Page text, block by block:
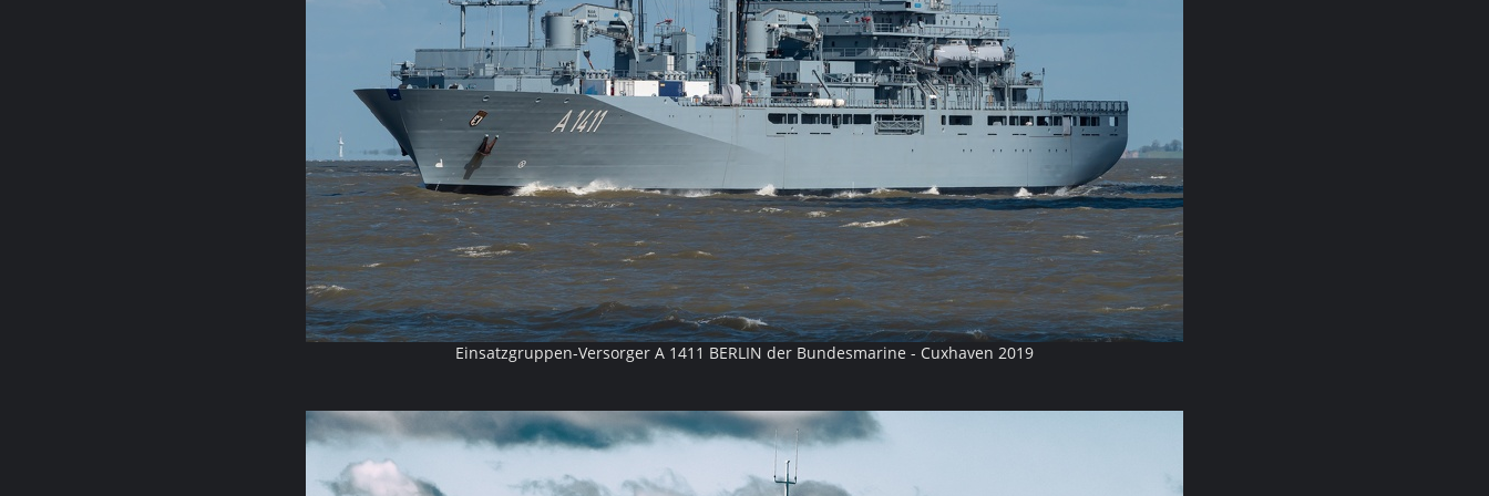
Einsatzgruppen-Versorger A 1411 BERLIN der Bundesmarine - Cuxhaven 2019